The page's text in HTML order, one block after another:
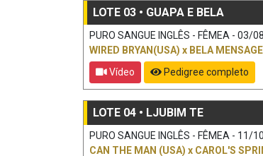
LOTE 03 • GUAPA E BELA
PURO SANGUE INGLÊS - FÊMEA - 03/
WIRED BRYAN(USA) x BELA
Vídeo
Pedigree completo
LOTE 04 • LJUBIM TE
PURO SANGUE INGLÊS - FÊMEA - 11/
CAN THE MAN (USA) x CAROL'S